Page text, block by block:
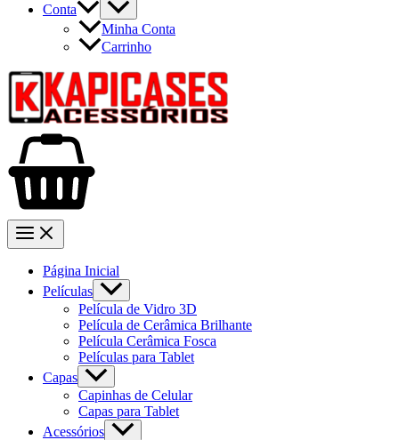
Conta
Minha Conta
Carrinho
Página Inicial
Películas
Película de Vidro 3D
Película de Cerâmica Brilhante
Película Cerâmica Fosca
Películas para Tablet
Capas
Capinhas de Celular
Capas para Tablet
Acessórios